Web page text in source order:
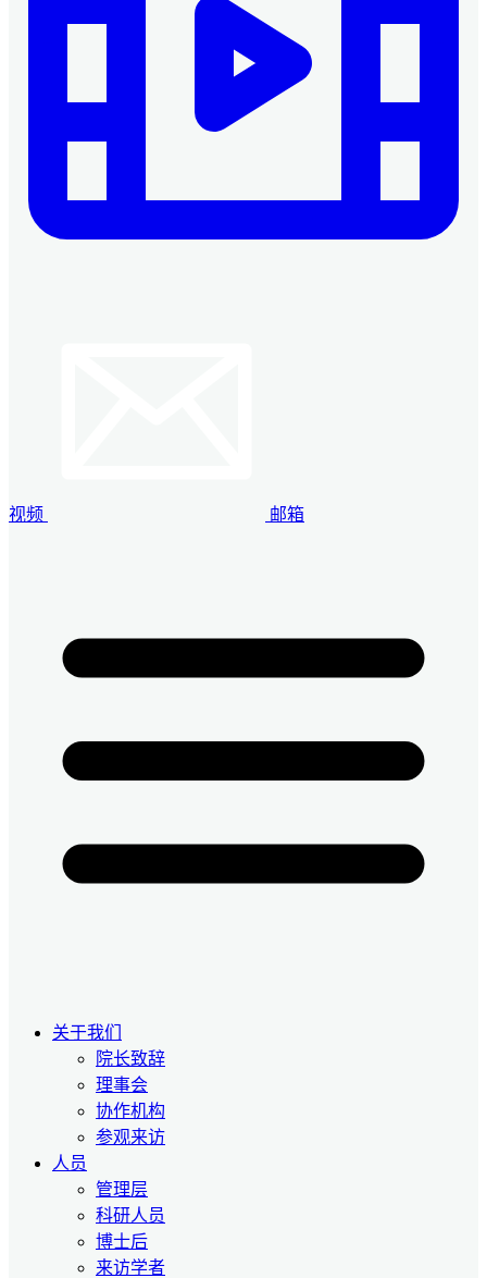
视频 邮箱
关于我们
院长致辞
理事会
协作机构
参观来访
人员
管理层
科研人员
博士后
来访学者